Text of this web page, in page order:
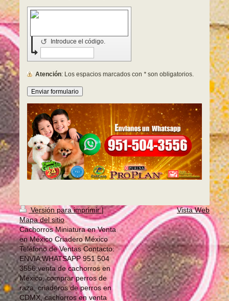
Introduce el código.
↺
Atención: Los espacios marcados con * son obligatorios.
Versión para imprimir|
Mapa del sitio
Cachorros Miniatura en Venta
en México Criadero México
Teléfono de Ventas Contacto:
ENVIA WHATSAPP 951 504
3556.venta de cachorros en
México, comprar perros de
raza, criaderos de perros en
CDMX, cachorros en venta
Vista Web